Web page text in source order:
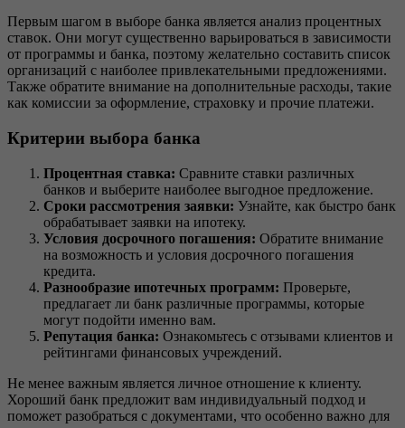
Первым шагом в выборе банка является анализ процентных
ставок. Они могут существенно варьироваться в зависимости
от программы и банка, поэтому желательно составить список
организаций с наиболее привлекательными предложениями.
Также обратите внимание на дополнительные расходы, такие
как комиссии за оформление, страховку и прочие платежи.
Критерии выбора банка
Процентная ставка: Сравните ставки различных
банков и выберите наиболее выгодное предложение.
Сроки рассмотрения заявки: Узнайте, как быстро банк
обрабатывает заявки на ипотеку.
Условия досрочного погашения: Обратите внимание
на возможность и условия досрочного погашения
кредита.
Разнообразие ипотечных программ: Проверьте,
предлагает ли банк различные программы, которые
могут подойти именно вам.
Репутация банка: Ознакомьтесь с отзывами клиентов и
рейтингами финансовых учреждений.
Не менее важным является личное отношение к клиенту.
Хороший банк предложит вам индивидуальный подход и
поможет разобраться с документами, что особенно важно для